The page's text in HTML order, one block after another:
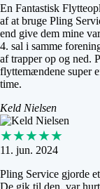
En Fantastisk
af at bruge Pling
end give dem mine
4. sal i samme
af trapper op og ned.
flyttemændene super
time.
Keld Nielsen
★★★★★
11. jun. 2024
Pling Service gjorde
De gik til den, var